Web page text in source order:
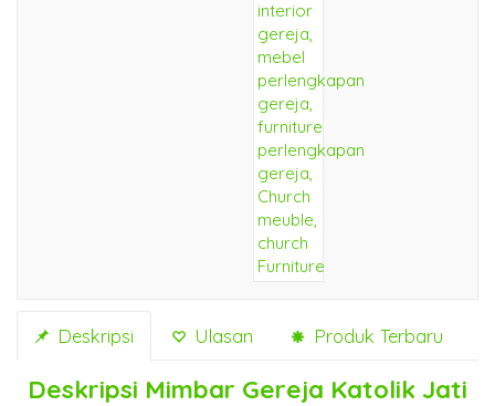
Deskripsi Ulasan Produk Terbaru
Deskripsi Mimbar Gereja Katolik Jati